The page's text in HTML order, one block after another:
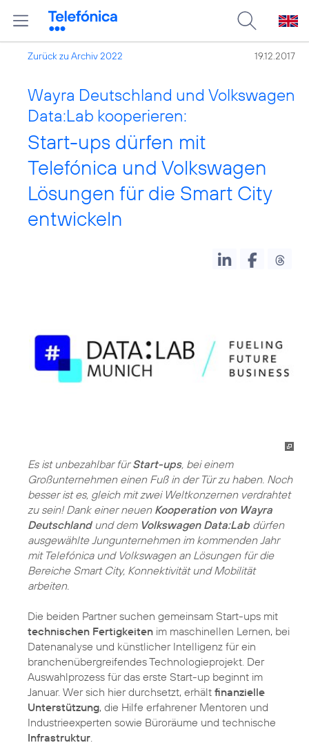
Zurück zu Archiv 2022 19.12.2017
Wayra Deutschland und Volkswagen
Data:Lab kooperieren:
Start-ups dürfen mit
Telefónica und Volkswagen
Lösungen für die Smart City
entwickeln
Es ist unbezahlbar fürStart-ups, bei einem
Großunternehmen einen Fuß in der Tür zu haben. Noch
besser ist es, gleich mit zwei Weltkonzernen verdrahtet
zu sein! Dank einer neuen Kooperation von Wayra
Deutschlandund dem Volkswagen Data:Lab dürfen
ausgewählte Jungunternehmen im kommenden Jahr
mit Telefónica und Volkswagen an Lösungen für die
Bereiche Smart City, Konnektivität und Mobilität
arbeiten.
Die beiden Partner suchen gemeinsam Start-ups mit
technischen Fertigkeiten im maschinellen Lernen, bei
Datenanalyse und künstlicher Intelligenz für ein
branchenübergreifendes Technologieprojekt. Der
Auswahlprozess für das erste Start-up beginnt im
Januar. Wer sich hier durchsetzt, erhält finanzielle
Unterstützung, die Hilfe erfahrener Mentoren und
Industrieexperten sowie Büroräume und technische
Infrastruktur